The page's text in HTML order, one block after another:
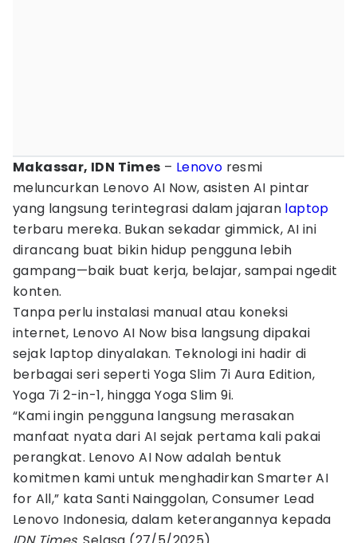
Makassar, IDN Times – Lenovo resmi
meluncurkan Lenovo AI Now, asisten AI pintar
yang langsung terintegrasi dalam jajaran laptop
terbaru mereka. Bukan sekadar gimmick, AI ini
dirancang buat bikin hidup pengguna lebih
gampang—baik buat kerja, belajar, sampai ngedit
konten.
Tanpa perlu instalasi manual atau koneksi
internet, Lenovo AI Now bisa langsung dipakai
sejak laptop dinyalakan. Teknologi ini hadir di
berbagai seri seperti Yoga Slim 7i Aura Edition,
Yoga 7i 2-in-1, hingga Yoga Slim 9i.
“Kami ingin pengguna langsung merasakan
manfaat nyata dari AI sejak pertama kali pakai
perangkat. Lenovo AI Now adalah bentuk
komitmen kami untuk menghadirkan Smarter AI
for All,” kata Santi Nainggolan, Consumer Lead
Lenovo Indonesia, dalam keterangannya kepada